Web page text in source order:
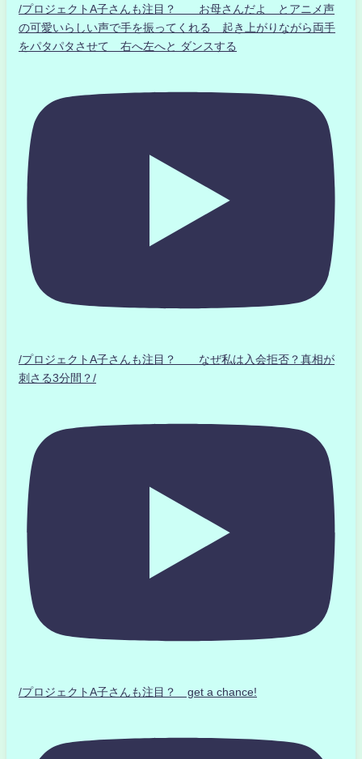
/プロジェクトA子さんも注目？ お母さんだよ とアニメ声
の可愛いらしい声で手を振ってくれる 起き上がりながら両手
をパタパタさせて 右へ左へと ダンスする
/プロジェクトA子さんも注目？ なぜ私は入会拒否？真相が
刺さる3分間？/
/プロジェクトA子さんも注目？ get a chance!